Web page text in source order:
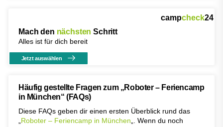
campcheck24
Mach den nächsten Schritt
Alles ist für dich bereit
Jetzt auswählen
Häufig gestellte Fragen zum „Roboter – Feriencamp
in München“ (FAQs)
Diese FAQs geben dir einen ersten Überblick rund das
Roboter – Feriencamp in München „. Wenn du noch